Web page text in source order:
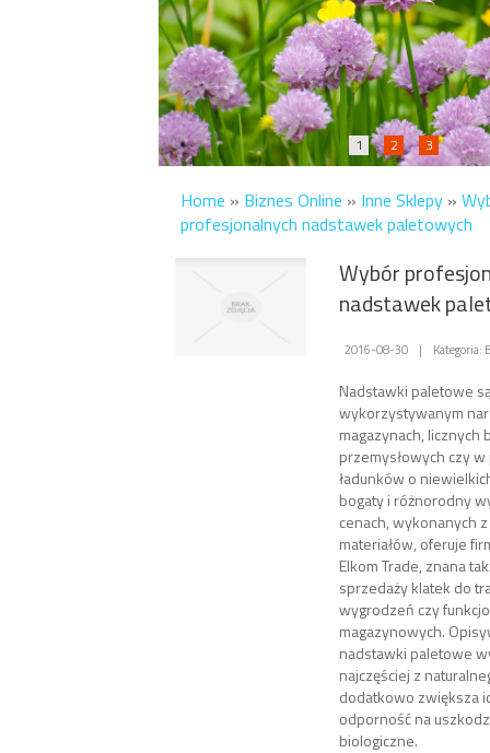
1 2 3
Home » Biznes Online » Inne Sklepy »
profesjonalnych nadstawek paletowych
Wybór
nadstawek
2016-08-30 | Kategoria:
Nadstawki paletowe
wykorzystywanym
magazynach, licznych
przemysłowych czy
ładunków o
bogaty i różnorodny
cenach, wykonanych
materiałów, oferuje
Elkom Trade, znana
sprzedaży klatek do
wygrodzeń czy
magazynowych.
nadstawki paletowe
najczęściej z
dodatkowo zwiększa
odporność na
biologiczne.